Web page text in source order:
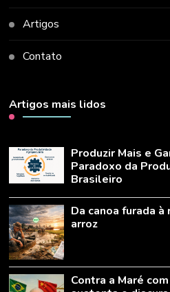
Artigos
Contato
Artigos mais lidos
Produzir Mais e
Paradoxo da
Brasileiro
Da canoa furada
arroz
Contra a Maré